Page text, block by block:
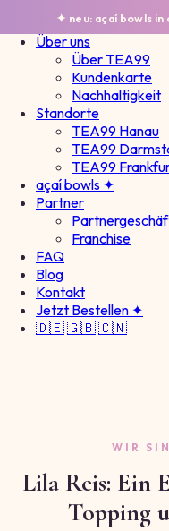
✦ neu: açaí bowls
Über uns
Über TEA99
Kundenkarte
Nachhaltigkeit
Standorte
TEA99 Hanau
TEA99
TEA99
açaí bowls ✦
Partner
Franchise
FAQ
Blog
Kontakt
Jetzt Bestellen ✦
🇩🇪🇬🇧🇨🇳
WIR
Lila Reis: Ein
Topping